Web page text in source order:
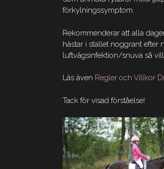
förkylningssymptom.
Rekommenderar att alla
hästar i stallet noggrant efter
luftvägsinfektion/snuva så
Läs även Regler och Villkor
Tack för visad förståelse!